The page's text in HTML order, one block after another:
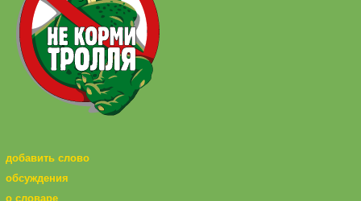
добавить слово
обсуждения
о словаре